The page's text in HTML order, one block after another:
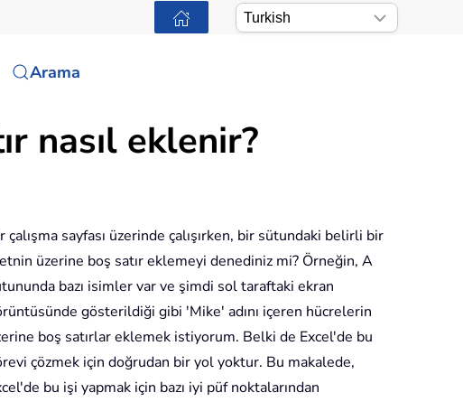
Arama
nasıl eklenir?
çalışma sayfası üzerinde çalışırken, bir sütundaki belirli bir
üzerine boş satır eklemeyi denediniz mi? Örneğin, A
bazı isimler var ve şimdi sol taraftaki ekran
gösterildiği gibi 'Mike' adını içeren hücrelerin
boş satırlar eklemek istiyorum. Belki de Excel'de bu
çözmek için doğrudan bir yol yoktur. Bu makalede,
bu işi yapmak için bazı iyi püf noktalarından